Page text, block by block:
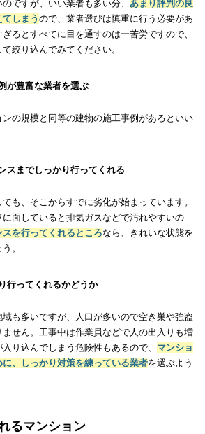
ですが、いい業者も多い分、 あまり評判の良
しまう ので、業者選びは慎重に行う必要があ
るとすべてに目を通すのは一苦労ですので、
絞り込んでみてください。
が豊富な業者を選ぶ
の規模と同等の建物の施工事例があるといい
スまでしっかり行ってくれる
も、そこからすでに劣化が始まっています。
面していると排気ガスなどで汚れやすいの
を行ってくれるところなら、きれいな状態を
。
行ってくれるかどうか
も多いですが、人口が多いので空き巣や強盗
せん。工事中は作業員などで人の出入りも増
り込んでしまう危険性もあるので、 マンショ
、しっかり対策を練っている業者を選ぶよう
るマンション